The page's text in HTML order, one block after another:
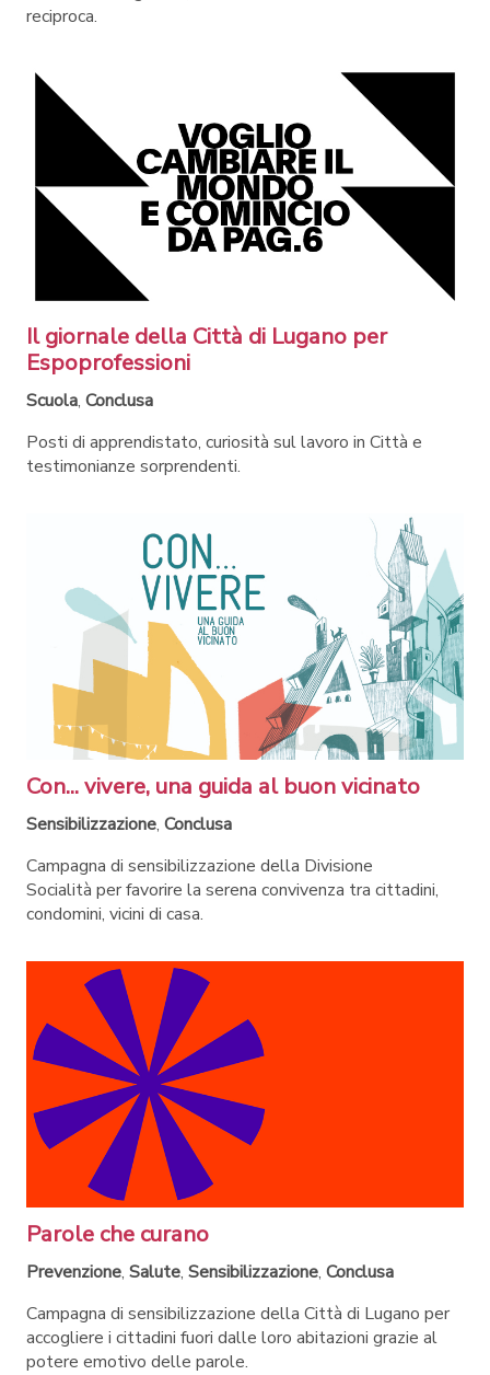
reciproca.
Il giornale della Città di Lugano per
Espoprofessioni
Scuola, Conclusa
Posti di apprendistato, curiosità sul lavoro in Città e
testimonianze sorprendenti.
Con... vivere, una guida al buon vicinato
Sensibilizzazione, Conclusa
Campagna di sensibilizzazione della Divisione
Socialità per favorire la serena convivenza tra cittadini,
condomini, vicini di casa.
Parole che curano
Prevenzione, Salute, Sensibilizzazione, Conclusa
Campagna di sensibilizzazione della Città di Lugano per
accogliere i cittadini fuori dalle loro abitazioni grazie al
potere emotivo delle parole.